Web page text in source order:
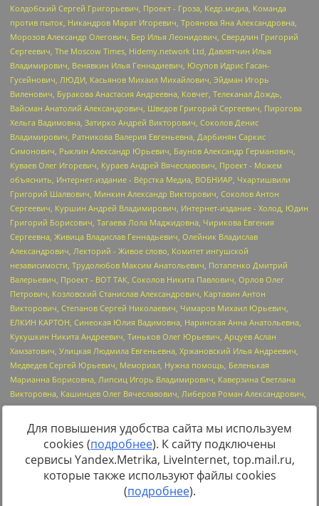
https://minjust.gov.ru/uploaded/files/reestr-
inostrannyih-agentov-22-03-2024.pdfданные на22.03.2024
Для повышения удобства сайта мы используем
cookies (подробнее). К сайту подключены
сервисы Yandex.Metrika, LiveInternet, top.mail.ru,
которые также используют файлы cookies
(подробнее).